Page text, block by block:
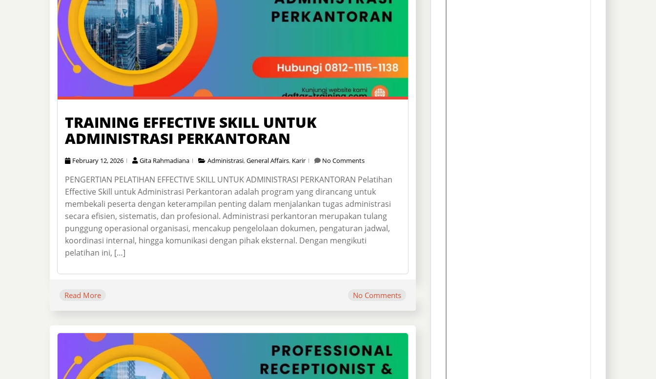
TRAINING EFFECTIVE SKILL UNTUK
ADMINISTRASI PERKANTORAN
February 12, 2026 Gita Rahmadiana Administrasi,General Affairs, Karir No Comments
PENGERTIAN PELATIHAN EFFECTIVE SKILL UNTUK ADMINISTRASI PERKANTORAN Pelatihan
Effective Skill untuk Administrasi Perkantoran adalah program yang dirancang untuk
membekali peserta dengan keterampilan penting dalam menjalankan tugas administrasi
secara efisien, sistematis, dan profesional. Administrasi perkantoran merupakan tulang
punggung operasional organisasi, mencakup pengelolaan dokumen, pengaturan jadwal,
koordinasi internal, hingga komunikasi dengan pihak eksternal. Dengan mengikuti
pelatihan ini, […]
Read More No Comments